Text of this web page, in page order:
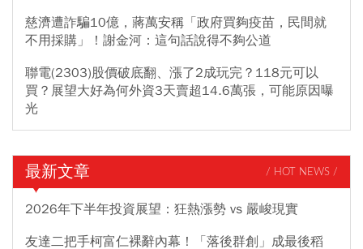
慈濟遭詐騙10億，蔣萬安稱「政府買夠疫苗，民間就
不用採購」！謝金河：這句話說得不夠公道
聯電(2303)股價破底翻、漲了2成玩完？118元可以
買？展望大好為何外資3天賣超14.6萬張，可能原因曝
光
最新文章 / HOT NEWS /
2026年下半年投資展望：狂熱漲勢 vs 嚴峻現實
友達二把手柯富仁裸辭內幕！「落後群創」成最後稻